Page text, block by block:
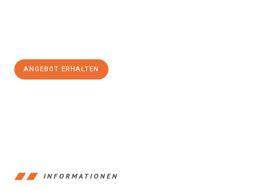
ANGEBOT ERHALTEN
INFORMATIONEN